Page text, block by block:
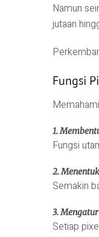
Namun
jutaan
Fungsi
1.
Fungsi
2.
Semakin
3.
Setiap